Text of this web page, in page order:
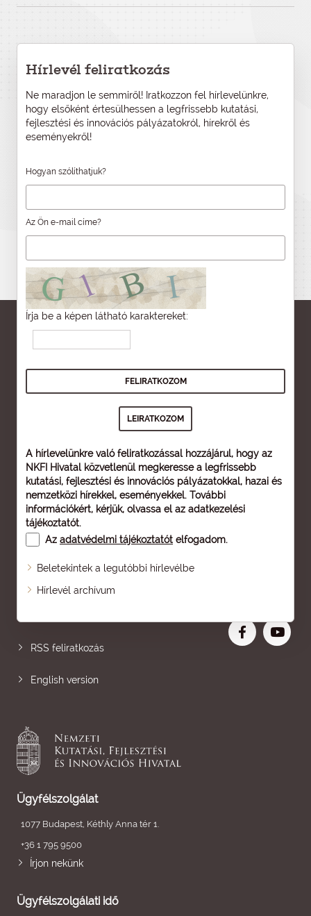
Hírlevél feliratkozás
Ne maradjon le semmiről! Iratkozzon fel hírlevelünkre,
hogy elsőként értesülhessen a legfrissebb kutatási,
fejlesztési és innovációs pályázatokról, hírekről és
eseményekről!
Hogyan szólíthatjuk?
Az Ön e-mail címe?
Írja be a képen látható karaktereket:
A hírlevelünkre való feliratkozással hozzájárul, hogy az
NKFI Hivatal közvetlenül megkeresse a legfrissebb
kutatási, fejlesztési és innovációs pályázatokkal, hazai és
nemzetközi hírekkel, eseményekkel. További
információkért, kérjük, olvassa el az adatkezelési
tájékoztatót.
Az adatvédelmi tájékoztatót elfogadom.
Beletekintek a legutóbbi hírlevélbe
Hírlevél archívum
Oldaltérkép
RSS feliratkozás
English version
Ügyfélszolgálat
1077 Budapest, Kéthly Anna tér 1.
+36 1 795 9500
Írjon nekünk
Ügyfélszolgálati idő